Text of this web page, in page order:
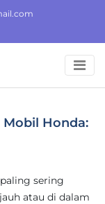
Mobil Honda:
sering
atau di dalam